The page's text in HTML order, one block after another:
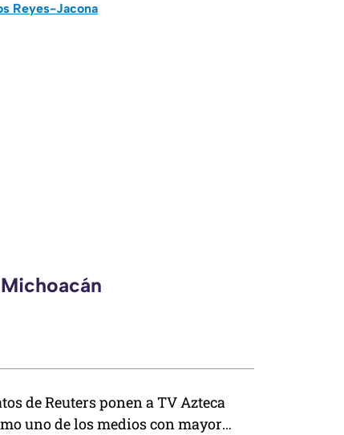
Reyes-Jacona
de Reuters ponen a TV Azteca
uno de los medios con mayor